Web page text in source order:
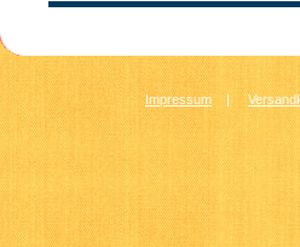
Impressum |